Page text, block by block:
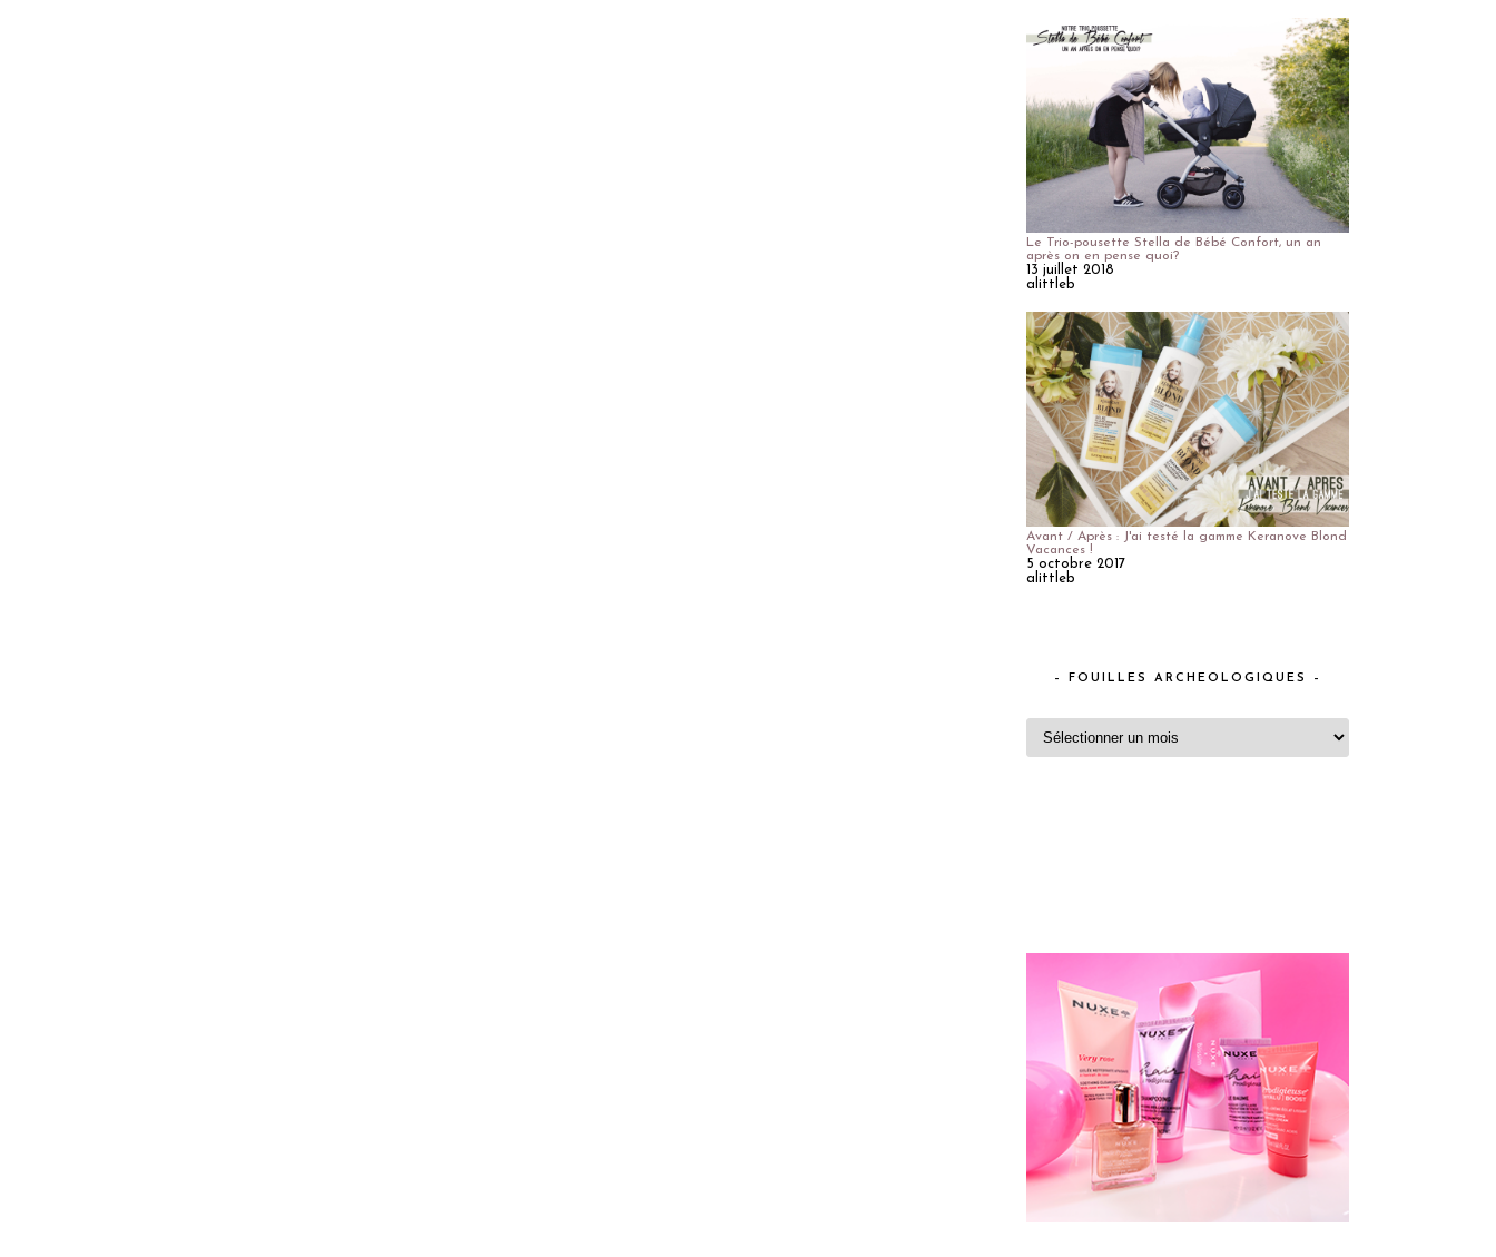
Le Trio-pousette Stella de Bébé Confort, un an
après on en pense quoi?
13 juillet 2018
alittleb
Avant / Après : J'ai testé la gamme Keranove Blond
Vacances !
5 octobre 2017
alittleb
– FOUILLES ARCHEOLOGIQUES –